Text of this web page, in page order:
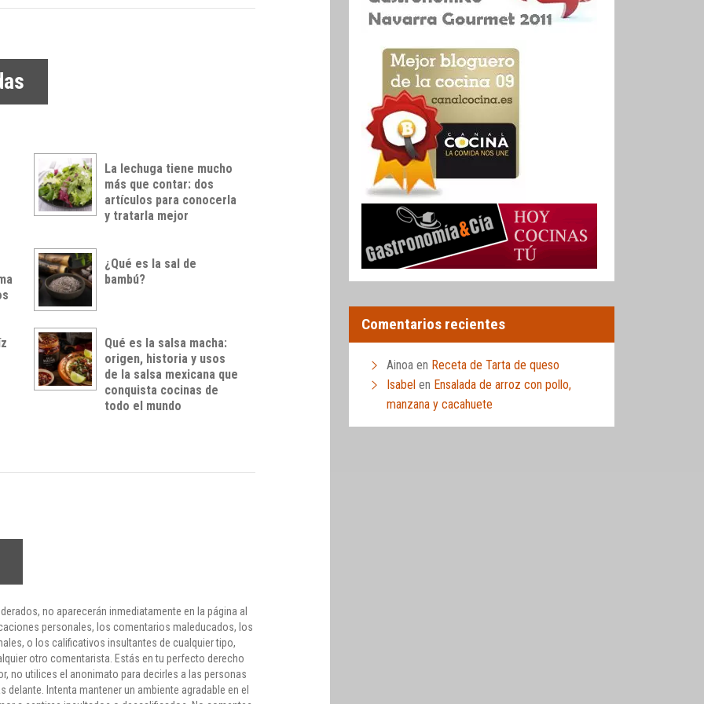
La lechuga tiene mucho
más que contar: dos
artículos para conocerla
y tratarla mejor
¿Qué es la sal de
bambú?
Qué es la salsa macha:
origen, historia y usos
de la salsa mexicana que
conquista cocinas de
todo el mundo
no aparecerán inmediatamente en la página al
personales, los comentarios maleducados, los
o los calificativos insultantes de cualquier tipo,
otro comentarista. Estás en tu perfecto derecho
no utilices el anonimato para decirles a las personas
Intenta mantener un ambiente agradable en el
Comentarios recientes
Ainoa en Receta de Tarta de queso
Isabel en Ensalada de arroz con pollo,
manzana y cacahuete